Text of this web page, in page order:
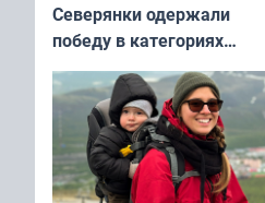
Северянки одержали
победу в категориях
всероссийского конкурса
«Мисс и Миссис Великая
Русь»